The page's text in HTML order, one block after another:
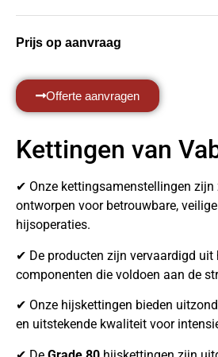
Prijs op aanvraag
Offerte aanvragen
Kettingen van
✔ Onze kettingsamenstellingen zijn
ontworpen voor betrouwbare,
hijsoperaties.
✔ De producten zijn vervaardigd uit
componenten die voldoen aan de
✔ Onze hijskettingen bieden
en uitstekende kwaliteit voor